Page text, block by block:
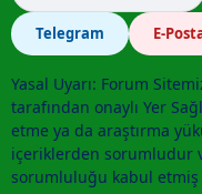
Telegram E-
Yasal Uyarı: Forum
tarafından onaylı Yer
etme ya da araştırma
içeriklerden sorumludur
sorumluluğu kabul etmiş